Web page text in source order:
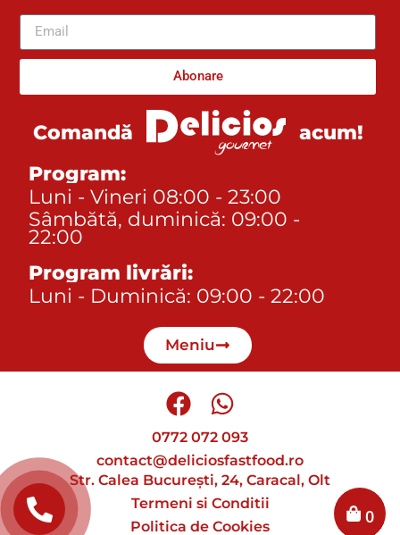
0
Abonare
Comandă acum!
Program:
Luni - Vineri 08:00 - 23:00
Sâmbătă, duminică: 09:00 -
22:00
Program livrări:
Luni - Duminică: 09:00 - 22:00
Meniu
0772 072 093
contact@deliciosfastfood.ro
Str. Calea București, 24, Caracal, Olt
Termeni si Conditii
Politica de Cookies